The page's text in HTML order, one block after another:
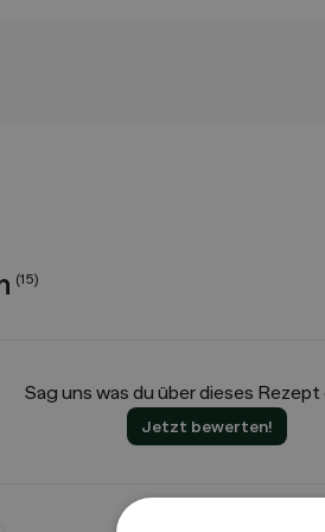
(15)
Sag uns was du über dieses
Jetzt bewerten!